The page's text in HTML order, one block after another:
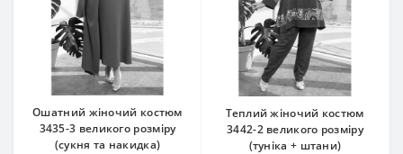
Ошатний жіночий костюм
3435-3 великого розміру
(сукня та накидка)
Теплий жіночий костюм
3442-2 великого розміру
(туніка + штани)